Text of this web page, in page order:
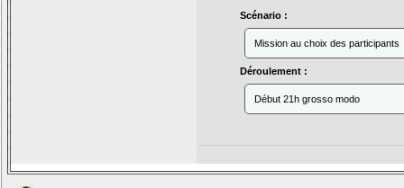
Scénario :
Mission au choix des participants
Déroulement :
Début 21h grosso modo